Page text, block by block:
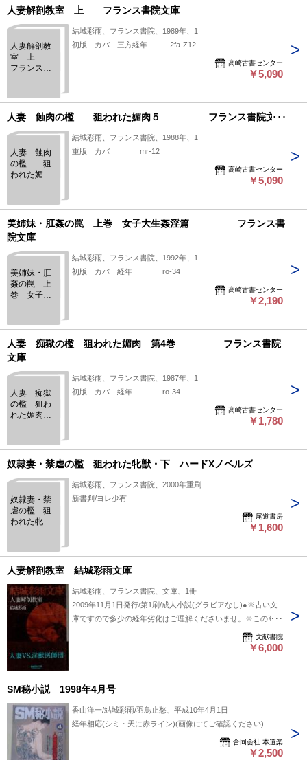
人妻解剖教室 上 フランス書院文庫
人妻解剖教
室 上
フランス書
結城彩雨、フランス書院、1989年、1
初版 カバ 三方経年 2fa-Z12
高崎古書センター
￥5,090
人妻 蝕肉の檻 狙われた媚肉５ フランス書院文庫
人妻 蝕肉
の檻 狙
われた媚肉
院文庫
結城彩雨、フランス書院、1988年、1
重版 カバ mr-12
高崎古書センター
￥5,090
美姉妹・肛姦の罠 上巻 女子大生姦淫篇 フランス書
院文庫
美姉妹・肛
姦の罠 上
巻 女子大
フランス書
院文庫
結城彩雨、フランス書院、1992年、1
初版 カバ 経年 ro-34
高崎古書センター
￥2,190
人妻 痴獄の檻 狙われた媚肉 第4巻 フランス書院
文庫
人妻 痴獄
の檻 狙わ
れた媚肉
フランス書
院文庫
結城彩雨、フランス書院、1987年、1
初版 カバ 経年 ro-34
高崎古書センター
￥1,780
奴隷妻・禁虐の檻 狙われた牝獣・下 ハードXノベルズ
奴隷妻・禁
虐の檻 狙
われた牝
ズ
結城彩雨、フランス書院、2000年重刷
新書判/ヨレ少有
尾道書房
￥1,600
人妻解剖教室 結城彩雨文庫
結城彩雨、フランス書院、文庫、1冊
2009年11月1日発行/第1刷/成人小説(グラビアなし)●※古い文
庫ですので多少の経年劣化はご理解くださいませ。※この商品
は成人向け商品です。18歳以上の方のみご購入できます。※
掲載品、通販商品は全て店頭・他サイト販売と併用です。売り
ください。
文献書院
￥6,000
SM秘小説 1998年4月号
香山洋一/結城彩雨/羽鳥止愁、平成10年4月1日
経年相応(シミ・天に赤ライン)(画像にてご確認ください)
合同会社 本道楽
￥2,500